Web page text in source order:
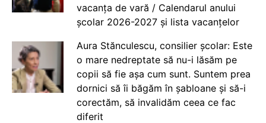
vacanța de vară / Calendarul anului
școlar 2026-2027 și lista vacanțelor
Aura Stănculescu, consilier școlar: Este
o mare nedreptate să nu-i lăsăm pe
copii să fie așa cum sunt. Suntem prea
dornici să îi băgăm în șabloane și să-i
corectăm, să invalidăm ceea ce fac
diferit